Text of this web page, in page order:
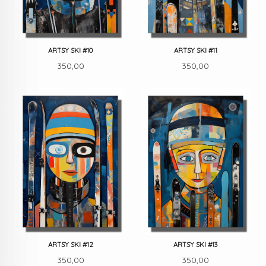
ARTSY SKI #10
Pris
350,00
ARTSY SKI #11
Pris
350,00
ARTSY SKI #12
Pris
350,00
ARTSY SKI #13
Pris
350,00